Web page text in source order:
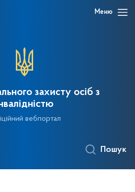
Меню
захисту осіб з
вебпортал
Пошук